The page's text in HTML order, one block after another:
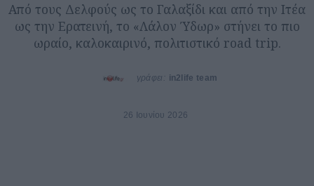
Από τους Δελφούς ως το Γαλαξίδι και από την Ιτέα
ως την Ερατεινή, το «Λάλον Ύδωρ» στήνει το πιο
ωραίο, καλοκαιρινό, πολιτιστικό road trip.
γράφει: in2life team
26 Ιουνίου 2026